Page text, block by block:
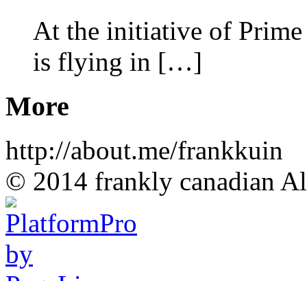
At the initiative of Prime
is flying in […]
More
http://about.me/frankkuin
© 2014 frankly canadian